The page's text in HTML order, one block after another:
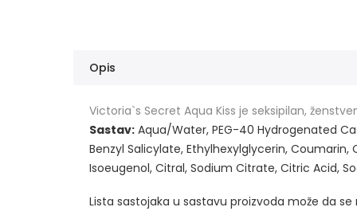
Opis
Victoria`s Secret Aqua Kiss je seksipilan,
Sastav: Aqua/Water, PEG-40 Hydrogenated
Benzyl Salicylate, Ethylhexylglycerin,
Isoeugenol, Citral, Sodium Citrate, Citric Acid,
Lista sastojaka u sastavu proizvoda može da